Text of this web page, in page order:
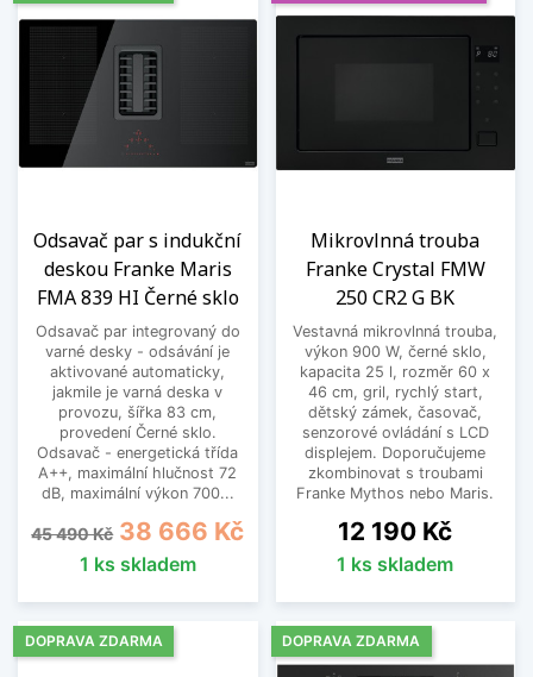
Odsavač par s indukční
deskou Franke Maris
FMA 839 HI Černé sklo
Odsavač par integrovaný do
varné desky - odsávání je
aktivované automaticky,
jakmile je varná deska v
provozu, šířka 83 cm,
provedení Černé sklo.
Odsavač - energetická třída
A++, maximální hlučnost 72
dB, maximální výkon 700...
Běžná cena
45 490 Kč Cena
38 666 Kč
1 ks skladem
Mikrovlnná trouba
Franke Crystal FMW
250 CR2 G BK
Vestavná mikrovlnná trouba,
výkon 900 W, černé sklo,
kapacita 25 l, rozměr 60 x
46 cm, gril, rychlý start,
dětský zámek, časovač,
senzorové ovládání s LCD
displejem. Doporučujeme
zkombinovat s troubami
Franke Mythos nebo Maris.
Cena
12 190 Kč
1 ks skladem
DOPRAVA ZDARMA DOPRAVA ZDARMA